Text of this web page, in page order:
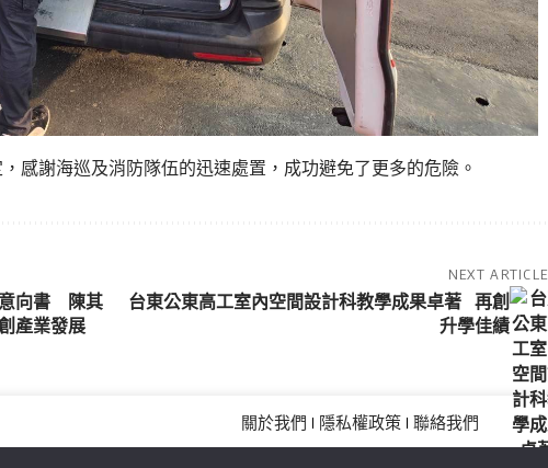
感謝海巡及消防隊伍的迅速處置，成功避免了更多的危險。
意向書 陳其
產業發展
NEXT ARTICLE
台東公東高工室內空間設計科教學成果卓著 再創
升學佳績
關於我們 隱私權政策 聯絡我們